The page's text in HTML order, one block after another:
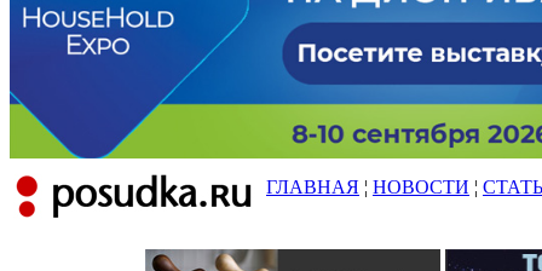
ГЛАВНАЯ ¦ НОВОСТИ ¦